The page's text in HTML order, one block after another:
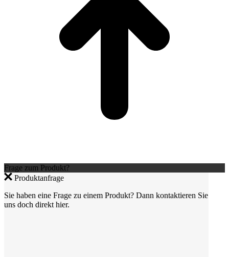
Frage zum Produkt?
Produktanfrage
Sie haben eine Frage zu einem Produkt? Dann kontaktieren Sie
uns doch direkt hier.